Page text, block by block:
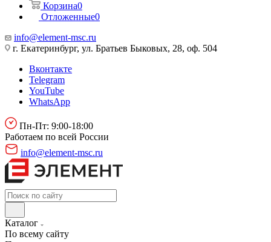
Корзина0
Отложенные0
info@element-msc.ru
г. Екатеринбург, ул. Братьев Быковых, 28, оф. 504
Вконтакте
Telegram
YouTube
WhatsApp
Пн-Пт: 9:00-18:00
Работаем по всей России
info@element-msc.ru
Каталог
По всему сайту